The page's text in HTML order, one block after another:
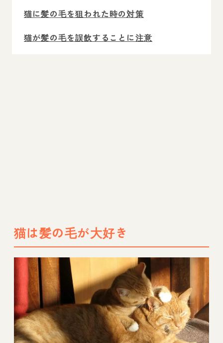
猫に髪の毛を狙われた時の対策
猫が髪の毛を誤飲することに注意
猫は髪の毛が大好き